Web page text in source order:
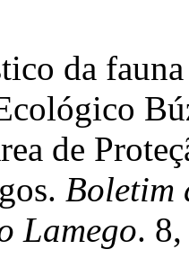
da
de
Boletim
Lamego.